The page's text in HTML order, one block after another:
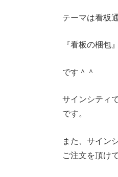
テーマは看板
『看板の梱包』
です＾＾
サインシティ
です。
また、サイン
ご注文を頂け